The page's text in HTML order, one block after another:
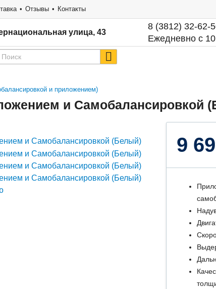
Отзывы Контакты
улица, 43
8 (3812) 32-62-
Ежедневно с
и приложением)
и Самобалансировкой
9